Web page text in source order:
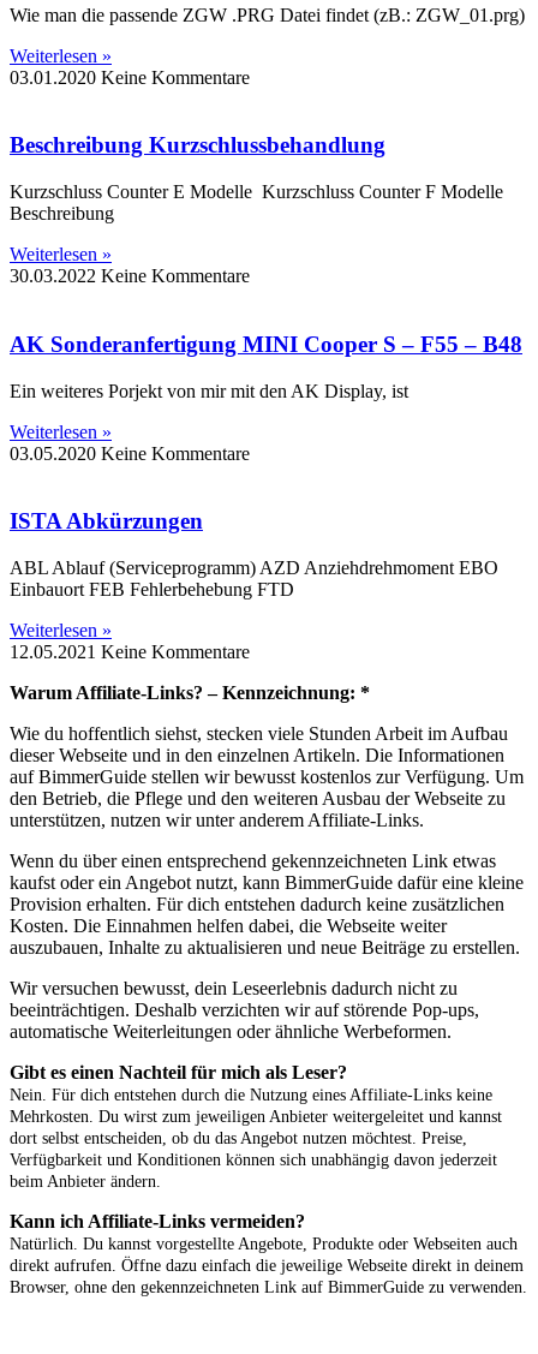
Wie man die passende ZGW .PRG Datei findet (zB.: ZGW_01.prg)
Weiterlesen »
03.01.2020 Keine Kommentare
Beschreibung Kurzschlussbehandlung
Kurzschluss Counter E Modelle Kurzschluss Counter F Modelle
Beschreibung
Weiterlesen »
30.03.2022 Keine Kommentare
AK Sonderanfertigung MINI Cooper S – F55 – B48
Ein weiteres Porjekt von mir mit den AK Display, ist
Weiterlesen »
03.05.2020 Keine Kommentare
ISTA Abkürzungen
ABL Ablauf (Serviceprogramm) AZD Anziehdrehmoment EBO
Einbauort FEB Fehlerbehebung FTD
Weiterlesen »
12.05.2021 Keine Kommentare
Warum Affiliate-Links? – Kennzeichnung: *
Wie du hoffentlich siehst, stecken viele Stunden Arbeit im Aufbau
dieser Webseite und in den einzelnen Artikeln. Die Informationen
auf BimmerGuide stellen wir bewusst kostenlos zur Verfügung. Um
den Betrieb, die Pflege und den weiteren Ausbau der Webseite zu
unterstützen, nutzen wir unter anderem Affiliate-Links.
Wenn du über einen entsprechend gekennzeichneten Link etwas
kaufst oder ein Angebot nutzt, kann BimmerGuide dafür eine kleine
Provision erhalten. Für dich entstehen dadurch keine zusätzlichen
Kosten. Die Einnahmen helfen dabei, die Webseite weiter
auszubauen, Inhalte zu aktualisieren und neue Beiträge zu erstellen.
Wir versuchen bewusst, dein Leseerlebnis dadurch nicht zu
beeinträchtigen. Deshalb verzichten wir auf störende Pop-ups,
automatische Weiterleitungen oder ähnliche Werbeformen.
Gibt es einen Nachteil für mich als Leser?
Nein. Für dich entstehen durch die Nutzung eines Affiliate-Links keine
Mehrkosten. Du wirst zum jeweiligen Anbieter weitergeleitet und kannst
dort selbst entscheiden, ob du das Angebot nutzen möchtest. Preise,
Verfügbarkeit und Konditionen können sich unabhängig davon jederzeit
beim Anbieter ändern.
Kann ich Affiliate-Links vermeiden?
Natürlich. Du kannst vorgestellte Angebote, Produkte oder Webseiten auch
direkt aufrufen. Öffne dazu einfach die jeweilige Webseite direkt in deinem
Browser, ohne den gekennzeichneten Link auf BimmerGuide zu verwenden.